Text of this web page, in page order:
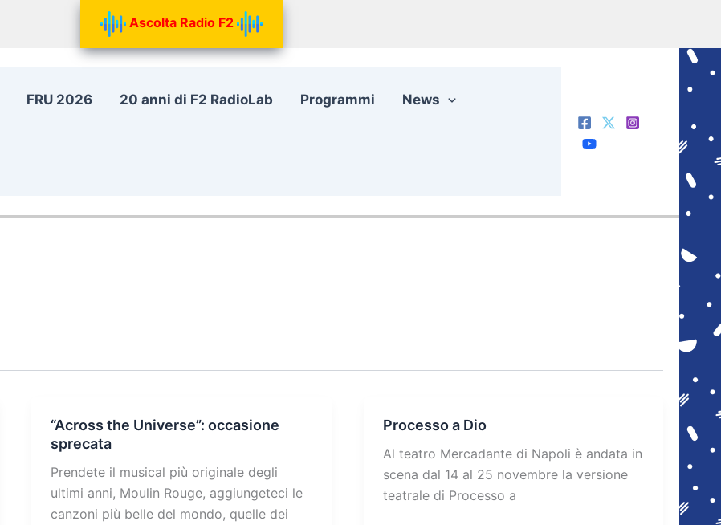
Ascolta Radio F2
FRU 2026 20 anni di F2 RadioLab Programmi News
“Across the Universe”: occasione
sprecata
Prendete il musical più originale degli
ultimi anni, Moulin Rouge, aggiungeteci le
canzoni più belle del mondo, quelle dei
Processo a Dio
Al teatro Mercadante di Napoli è andata in
scena dal 14 al 25 novembre la versione
teatrale di Processo a